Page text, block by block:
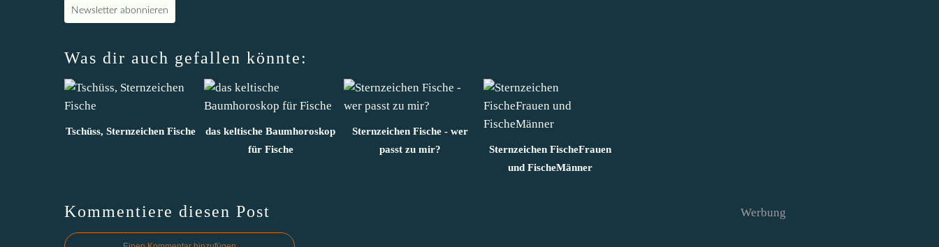
Newsletter abonnieren
Was dir auch gefallen könnte:
Tschüss, Sternzeichen Fische
das keltische Baumhoroskop
für Fische
Sternzeichen Fische - wer
passt zu mir?
Sternzeichen FischeFrauen
und FischeMänner
Kommentiere diesen Post Werbung